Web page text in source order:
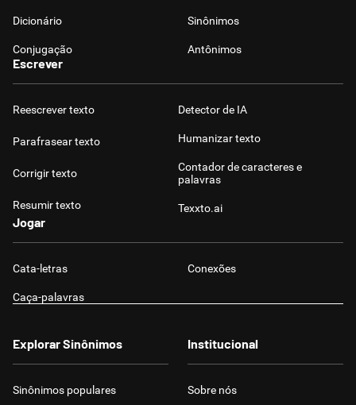
Dicionário Sinônimos
Conjugação Antônimos
Escrever
Reescrever texto
Parafrasear texto
Corrigir texto
Resumir texto
Detector de IA
Humanizar texto
Contador de caracteres e
palavras
Texxto.ai
Jogar
Cata-letras Conexões
Caça-palavras
Explorar Sinônimos
Sinônimos populares
Institucional
Sobre nós